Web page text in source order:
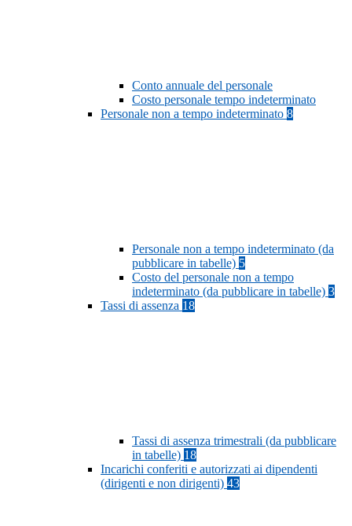
Conto annuale del personale
Costo personale tempo indeterminato
Personale non a tempo indeterminato 8
Personale non a tempo indeterminato (da
pubblicare in tabelle) 5
Costo del personale non a tempo
indeterminato (da pubblicare in tabelle) 3
Tassi di assenza 18
Tassi di assenza trimestrali (da pubblicare
in tabelle) 18
Incarichi conferiti e autorizzati ai dipendenti
(dirigenti e non dirigenti) 43